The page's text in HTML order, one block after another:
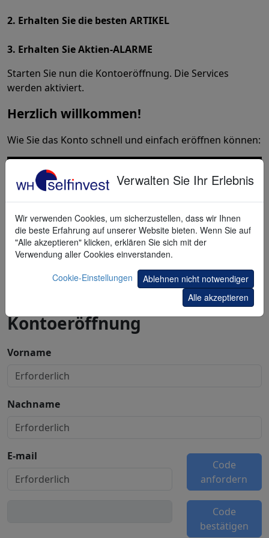
2. Erhalten Sie die besten ARTIKEL
3. Erhalten Sie Aktien-ALARME
Starten Sie nun die Kontoeröffnung. Die Services
werden aktiviert.
Herzlich willkommen!
Wie Sie das Konto schnell und einfach eröffnen können:
Kontoeröffnung
Vorname
Nachname
E-mail
Code
anfordern
Code
bestätigen
Verwalten Sie Ihr Erlebnis
Wir verwenden Cookies, um sicherzustellen, dass wir Ihnen
die beste Erfahrung auf unserer Website bieten. Wenn Sie auf
"Alle akzeptieren" klicken, erklären Sie sich mit der
Verwendung aller Cookies einverstanden.
Cookie-Einstellungen
Ablehnen nicht notwendiger
Alle akzeptieren